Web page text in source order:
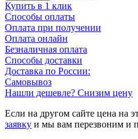
Купить в 1 клик
Способы оплаты
Оплата при получении
Оплата онлайн
Безналичная оплата
Способы доставки
Доставка по России:
Самовывоз
Нашли дешевле? Снизим цену
Если на другом сайте цена на
заявку и мы вам перезвоним и